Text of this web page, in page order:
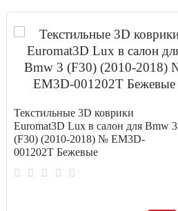
Текстильные 3D коврики
Euromat3D Lux в салон для Bmw 3
(F30) (2010-2018) № EM3D-
001202T Бежевые